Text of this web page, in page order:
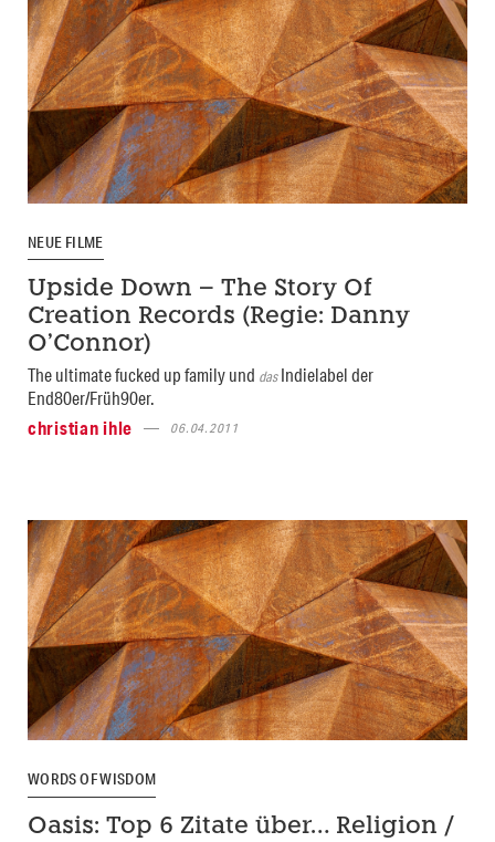
NEUE FILME
Upside Down – The Story Of
Creation Records (Regie: Danny
O’Connor)
The ultimate fucked up family und dasIndielabel der
End80er/Früh90er.
christian ihle
06.04.2011
WORDS OF WISDOM
Oasis: Top 6 Zitate über… Religion /